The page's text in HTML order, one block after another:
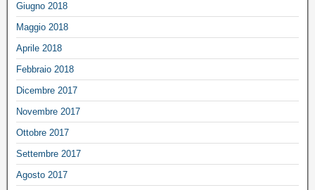
Giugno 2018
Maggio 2018
Aprile 2018
Febbraio 2018
Dicembre 2017
Novembre 2017
Ottobre 2017
Settembre 2017
Agosto 2017